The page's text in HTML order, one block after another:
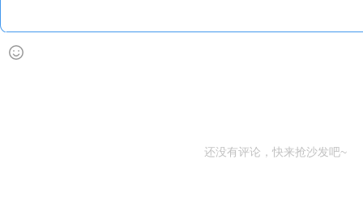
还没有评论，快来抢沙发吧~